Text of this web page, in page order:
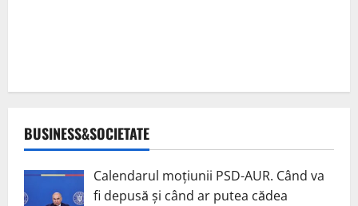
BUSINESS&SOCIETATE
Calendarul moțiunii PSD-AUR. Când va
fi depusă și când ar putea cădea